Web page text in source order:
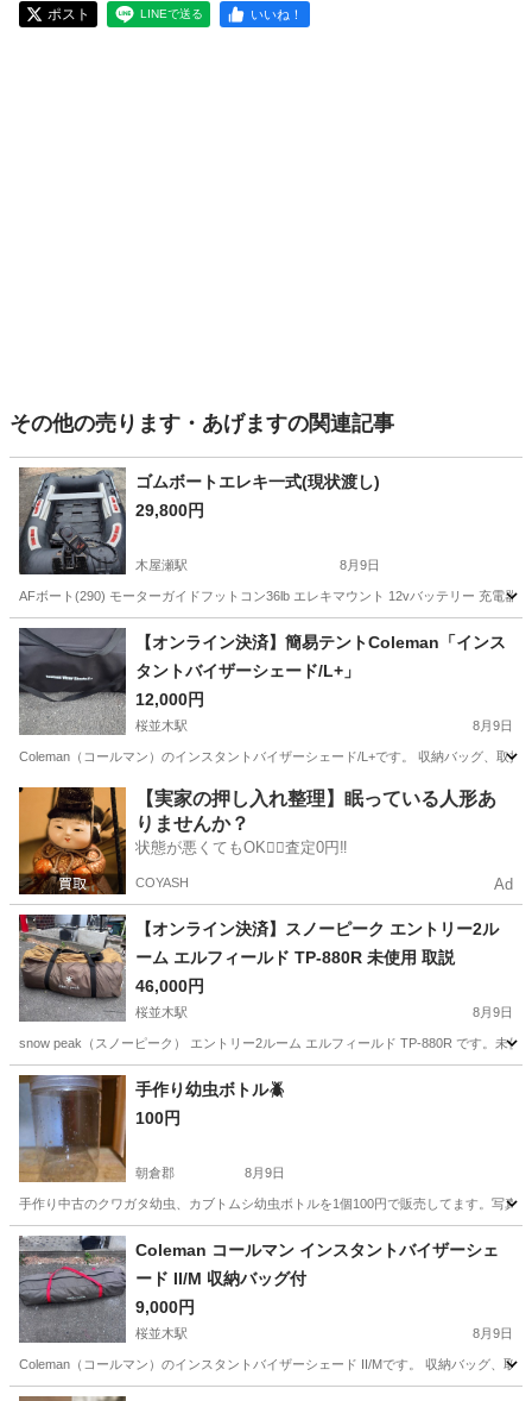
ポスト LINEで送る いいね！
その他の売ります・あげますの関連記事
ゴムボートエレキ一式(現状渡し)
29,800円
木屋瀬駅 8月9日
AFボート(290) モーターガイドフットコン36lb エレキマウント 12vバッテリー 充電
福岡 北九州市 木屋瀬駅 その他
【オンライン決済】簡易テントColeman「インス
タントバイザーシェード/L+」
12,000円
桜並木駅 8月9日
Coleman（コールマン）のインスタントバイザーシェード/L+です。 収納バッグ、取
福岡 大野城市 桜並木駅 その他
インスタントバイザーシェード
【実家の押し入れ整理】眠っている人形あ
りませんか？
状態が悪くてもOK🙆‍♀️査定0円‼️
COYASH Ad
【オンライン決済】スノーピーク エントリー2ル
ーム エルフィールド TP-880R 未使用 取説
46,000円
桜並木駅 8月9日
snow peak（スノーピーク） エントリー2ルーム エルフィールド TP-880R です。未
福岡 大野城市 桜並木駅 その他
手作り幼虫ボトル🪲
100円
朝倉郡 8月9日
手作り中古のクワガタ幼虫、カブトムシ幼虫ボトルを1個100円で販売してます。写真
福岡 朝倉郡
Coleman コールマン インスタントバイザーシェ
ード II/M 収納バッグ付
9,000円
桜並木駅 8月9日
Coleman（コールマン）のインスタントバイザーシェード II/Mです。 収納バッグ、取